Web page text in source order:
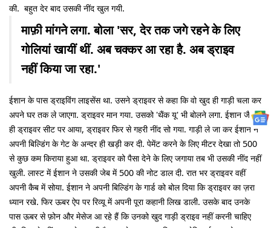
की. बहुत देर बाद उसकी नींद खुल गयी.
माफ़ी मांगने लगा. बोला 'सर, देर तक जगे रहने के लिए
गोलियां खायीं थीं. अब चक्कर आ रहा है. अब ड्राइव
नहीं किया जा रहा.'
ईशान के पास ड्राइविंग लाइसेंस था. उसने ड्राइवर से कहा कि वो खुद ही गाड़ी चला कर
अपने घर तक ले जाएगा. ड्राइवर मान गया. उसको 'थैंक यू' भी बोलने लगा. ईशान जैसे
ही ड्राइवर सीट पर आया, ड्राइवर फिर से गहरी नींद सो गया. गाड़ी ले जा कर ईशान ने
अपनी बिल्डिंग के गेट के अन्दर ही खड़ी कर दी. पेमेंट करने के लिए मीटर देखा तो 500
से कुछ कम किराया हुआ था. ड्राइवर को पैसा देने के लिए जगाया तब भी उसकी नींद नहीं
खुली. लास्ट में ईशान ने उसकी जेब में 500 की नोट डाल दी. रात भर ड्राइवर वहीं
अपनी कैब में सोया. ईशान ने अपनी बिल्डिंग के गार्ड को बोल दिया कि ड्राइवर का ज़रा
ध्यान रखे. फिर ऊबर ऐप पर रिव्यू में अपनी पूरा कहानी लिख डाली. उसके बाद उनके
पास ऊबर से फ़ोन और मेसेज आ रहे हैं कि उनको खुद गाड़ी ड्राइव नहीं करनी चाहिए